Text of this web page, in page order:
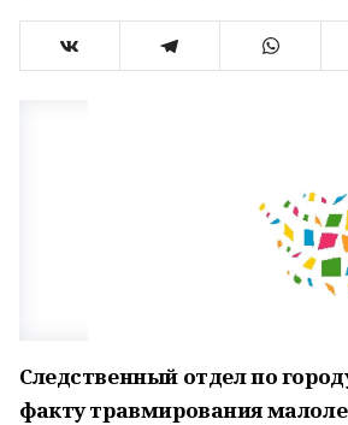
Следственный отдел по
факту травмирования